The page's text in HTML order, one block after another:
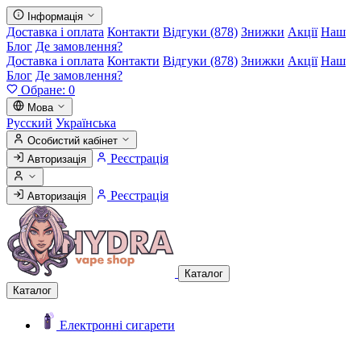
Інформація
Доставка і оплата Контакти Відгуки (878) Знижки Акції Наш
Блог Де замовлення?
Доставка і оплата Контакти Відгуки (878) Знижки Акції Наш
Блог Де замовлення?
Обране: 0
Мова
Русский Українська
Особистий кабінет
Авторизація
Реєстрація
Авторизація Реєстрація
Каталог
Каталог
Електронні сигарети